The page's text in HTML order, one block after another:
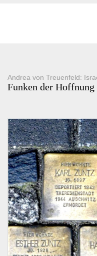
Andrea von Treuenfeld:
Funken der Hoffnung